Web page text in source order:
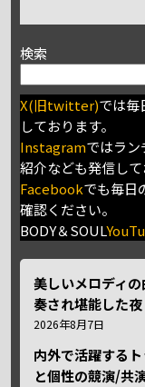
検索
X(旧twitter)では毎
しております。
Instagramではラ
紹介なども発信して
Facebookでも毎日
確認ください。
BODY＆SOUL
美しいメロディ
奏され堪能した夜
2026年8月7日
内外で活躍する
と個性の競演/共